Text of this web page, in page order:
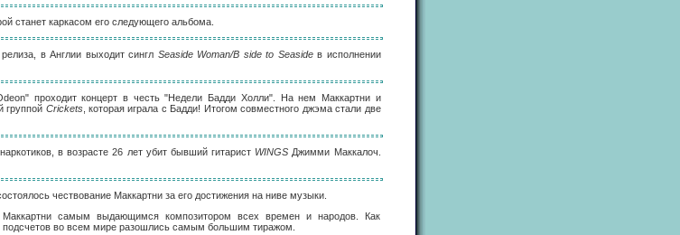
станет каркасом его следующего альбома.
в Англии выходит сингл Seaside Woman/B side to Seasideв исполнении
проходит концерт в честь "Недели Бадди Холли". На нем Маккартни и
группой Crickets, которая играла с Бадди! Итогом совместного джэма стали две
в возрасте 26 лет убит бывший гитарист WINGS Джимми Маккалоч.
чествование Маккартни за его достижения на ниве музыки.
Маккартни самым выдающимся композитором всех времен и народов. Как
подсчетов во всем мире разошлись самым большим тиражом.